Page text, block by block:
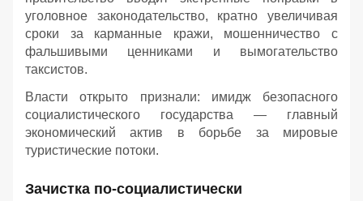
уголовное законодательство, кратно увеличивая
сроки за карманные кражи, мошенничество с
фальшивыми ценниками и вымогательство
таксистов.
Власти открыто признали: имидж безопасного
социалистического государства — главный
экономический актив в борьбе за мировые
туристические потоки.
Зачистка по-социалистически